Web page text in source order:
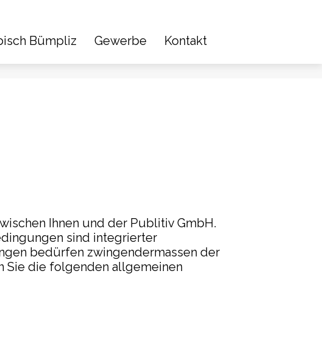
Bümpliz Gewerbe Kontakt
Ihnen und der Publitiv GmbH.
sind integrierter
bedürfen zwingendermassen der
Sie die folgenden allgemeinen